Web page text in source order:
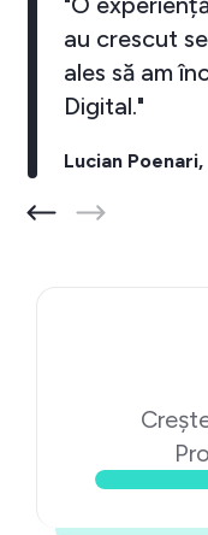
au crescut
ales să am
Digital."
Lucian Poenari,